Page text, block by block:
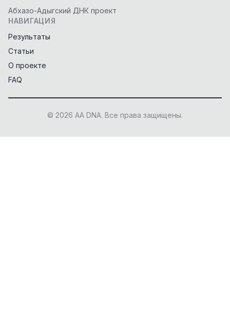
Абхазо-Адыгский ДНК проект
НАВИГАЦИЯ
Результаты
Статьи
О проекте
FAQ
© 2026 AA DNA. Все права защищены.